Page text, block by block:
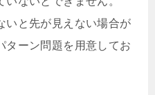
いと先が見えない場合が
ターン問題を用意してお